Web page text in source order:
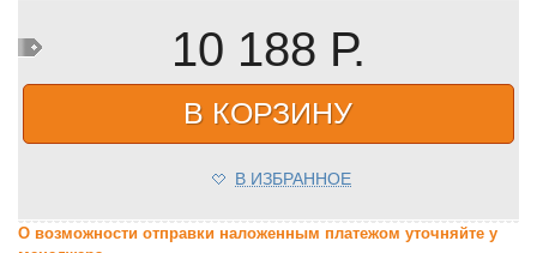
10 188 Р.
В КОРЗИНУ
В ИЗБРАННОЕ
О возможности отправки наложенным платежом уточняйте у